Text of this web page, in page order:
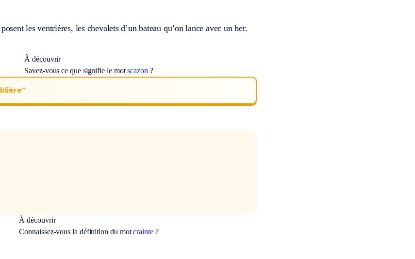
les ventrières, les chevalets d’un bateau qu’on lance avec un ber.
À découvrir
Savez-vous ce que signifie le motscazon ?
À découvrir
Connaissez-vous la définition du motcrainte?